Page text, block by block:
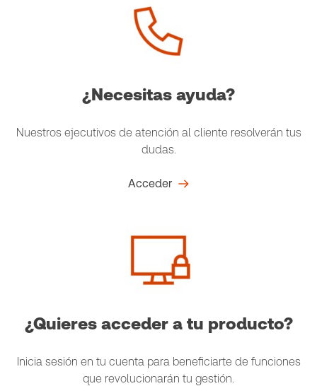
¿Necesitas ayuda?
Nuestros ejecutivos de atención al cliente resolverán tus
dudas.
Acceder
¿Quieres acceder a tu producto?
Inicia sesión en tu cuenta para beneficiarte de funciones
que revolucionarán tu gestión.